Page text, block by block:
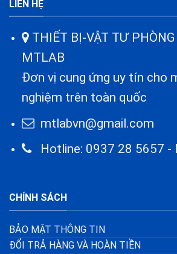
LIÊN HỆ
THIẾT BỊ-VẬT TƯ
MTLAB
Đơn vị cung ứng uy tín cho
nghiệm trên toàn quốc
mtlabvn@gmail.com
Hotline: 0937 28 5657 -
CHÍNH SÁCH
BẢO MẬT THÔNG TIN
ĐỔI TRẢ HÀNG VÀ HOÀN TIỀN